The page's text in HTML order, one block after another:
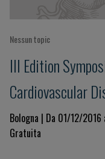
Nessun topic
III Edition
Cardiovascular
pathophysiology
Bologna | Da 01/12/
Gratuita